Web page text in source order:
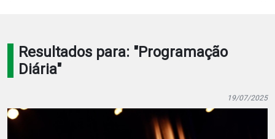
Resultados para: "Programação
Diária"
19/07/2025